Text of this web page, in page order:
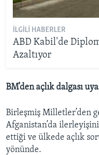
İLGILI HABERLER
ABD Kabil'de
Azaltıyor
BM’den açlık dalgası
Birleşmiş Milletler’den
Afganistan’da
ettiği ve ülkede açlık
yönünde.